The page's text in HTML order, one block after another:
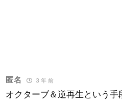
匿名 3 年 前
オクターブ＆逆再生という手